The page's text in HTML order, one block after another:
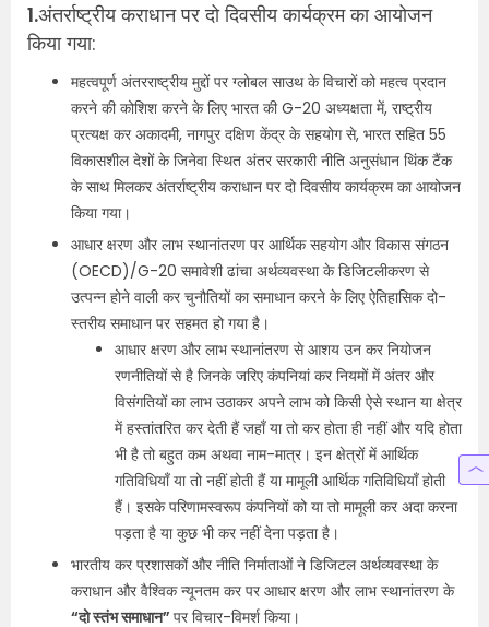
1.अंतर्राष्ट्रीय कराधान पर दो दिवसीय कार्यक्रम का आयोजन
किया गया:
महत्वपूर्ण अंतरराष्ट्रीय मुद्दों पर ग्लोबल साउथ के विचारों को महत्व प्रदान
करने की कोशिश करने के लिए भारत की G-20 अध्यक्षता में, राष्ट्रीय
प्रत्यक्ष कर अकादमी, नागपुर दक्षिण केंद्र के सहयोग से, भारत सहित 55
विकासशील देशों के जिनेवा स्थित अंतर सरकारी नीति अनुसंधान थिंक टैंक
के साथ मिलकर अंतर्राष्ट्रीय कराधान पर दो दिवसीय कार्यक्रम का आयोजन
किया गया।
आधार क्षरण और लाभ स्थानांतरण पर आर्थिक सहयोग और विकास संगठन
(OECD)/G-20 समावेशी ढांचा अर्थव्यवस्था के डिजिटलीकरण से
उत्पन्न होने वाली कर चुनौतियों का समाधान करने के लिए ऐतिहासिक दो-
स्तरीय समाधान पर सहमत हो गया है।
आधार क्षरण और लाभ स्थानांतरण से आशय उन कर नियोजन
रणनीतियों से है जिनके जरिए कंपनियां कर नियमों में अंतर और
विसंगतियों का लाभ उठाकर अपने लाभ को किसी ऐसे स्थान या क्षेत्र
में हस्तांतरित कर देती हैं जहाँ या तो कर होता ही नहीं और यदि होता
भी है तो बहुत कम अथवा नाम-मात्र। इन क्षेत्रों में आर्थिक
गतिविधियाँ या तो नहीं होती हैं या मामूली आर्थिक गतिविधियाँ होती
हैं। इसके परिणामस्‍वरूप कंपनियों को या तो मामूली कर अदा करना
पड़ता है या कुछ भी कर नहीं देना पड़ता है।
भारतीय कर प्रशासकों और नीति निर्माताओं ने डिजिटल अर्थव्यवस्था के
कराधान और वैश्विक न्यूनतम कर पर आधार क्षरण और लाभ स्थानांतरण के
“दो स्तंभ समाधान” पर विचार-विमर्श किया।